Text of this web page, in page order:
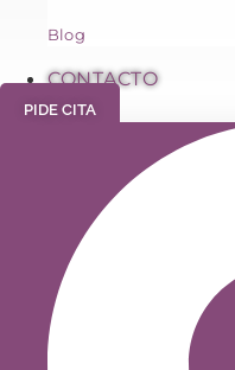
Blog
CONTACTO
PIDE CITA